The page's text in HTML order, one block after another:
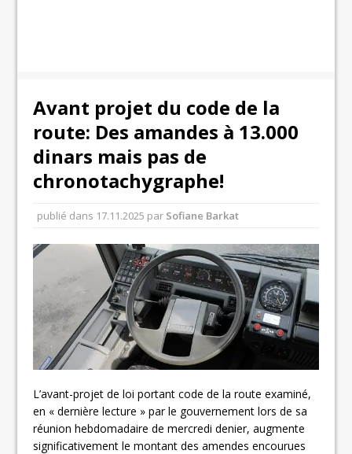
Avant projet du code de la
route: Des amandes à 13.000
dinars mais pas de
chronotachygraphe!
publié dans 17.11.2025 par Sofiane Barkat
L’avant-projet de loi portant code de la route examiné,
en « dernière lecture » par le gouvernement lors de sa
réunion hebdomadaire de mercredi denier, augmente
significativement le montant des amendes encourues